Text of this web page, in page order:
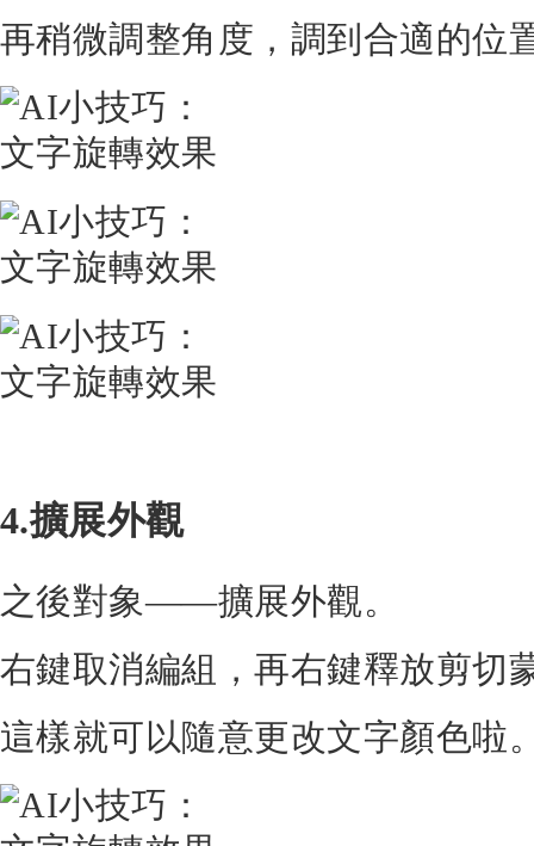
再稍微調整角度，調到合適的位
4.擴展外觀
之後對象——擴展外觀。
右鍵取消編組，再右鍵釋放剪切
這樣就可以隨意更改文字顏色啦